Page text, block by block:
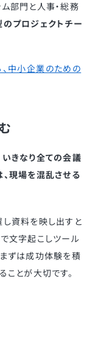
部門と人事・総務
プロジェクトチー
中小企業のための
きなり全ての会議
現場を混乱させる
資料を映し出すと
文字起こしツール
ずは成功体験を積
ことが大切です。